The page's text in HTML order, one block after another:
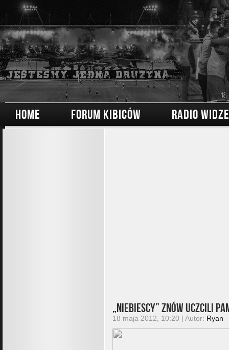
HOME FORUM KIBICÓW RADIO
„Niebiescy” znów uczcili
18 maja 2012, 10:20 | Autor: Ryan